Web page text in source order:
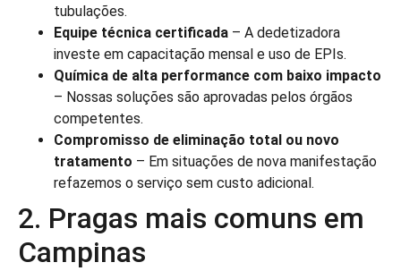
tubulações.
Equipe técnica certificada – A dedetizadora
investe em capacitação mensal e uso de EPIs.
Química de alta performance com baixo impacto
– Nossas soluções são aprovadas pelos órgãos
competentes.
Compromisso de eliminação total ou novo
tratamento – Em situações de nova manifestação
refazemos o serviço sem custo adicional.
2. Pragas mais comuns em
Campinas